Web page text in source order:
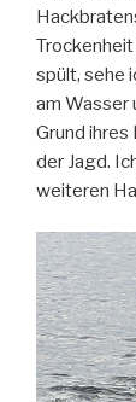
spült, sehe
am Wasser
Grund
der Jagd.
weiteren